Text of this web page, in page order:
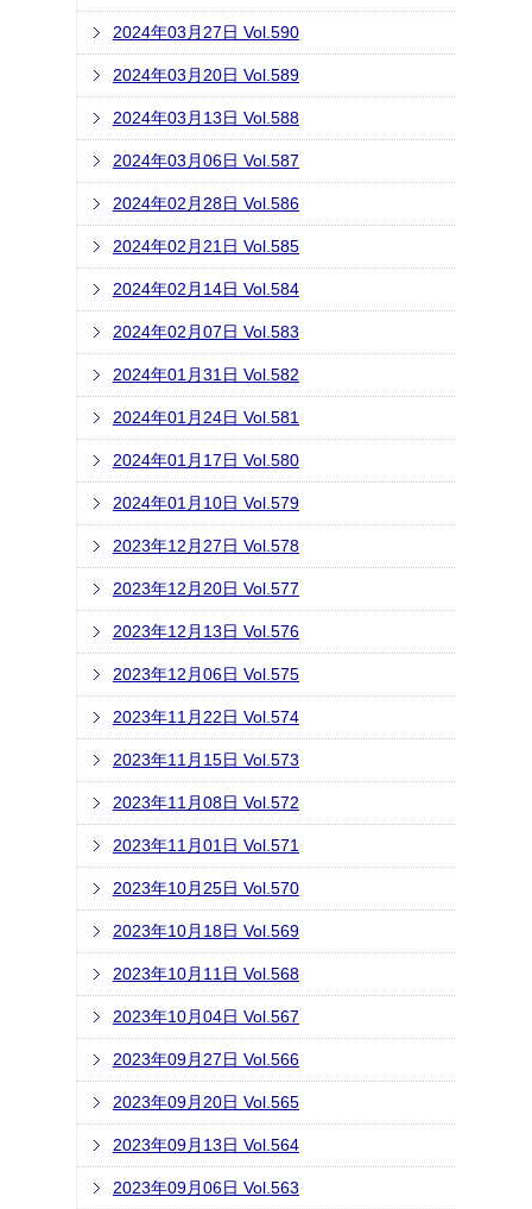
2024年03月27日 Vol.590
2024年03月20日 Vol.589
2024年03月13日 Vol.588
2024年03月06日 Vol.587
2024年02月28日 Vol.586
2024年02月21日 Vol.585
2024年02月14日 Vol.584
2024年02月07日 Vol.583
2024年01月31日 Vol.582
2024年01月24日 Vol.581
2024年01月17日 Vol.580
2024年01月10日 Vol.579
2023年12月27日 Vol.578
2023年12月20日 Vol.577
2023年12月13日 Vol.576
2023年12月06日 Vol.575
2023年11月22日 Vol.574
2023年11月15日 Vol.573
2023年11月08日 Vol.572
2023年11月01日 Vol.571
2023年10月25日 Vol.570
2023年10月18日 Vol.569
2023年10月11日 Vol.568
2023年10月04日 Vol.567
2023年09月27日 Vol.566
2023年09月20日 Vol.565
2023年09月13日 Vol.564
2023年09月06日 Vol.563